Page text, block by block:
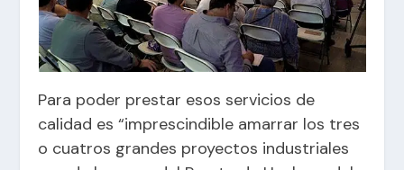
Para poder prestar esos servicios de
calidad es “imprescindible amarrar los tres
o cuatros grandes proyectos industriales